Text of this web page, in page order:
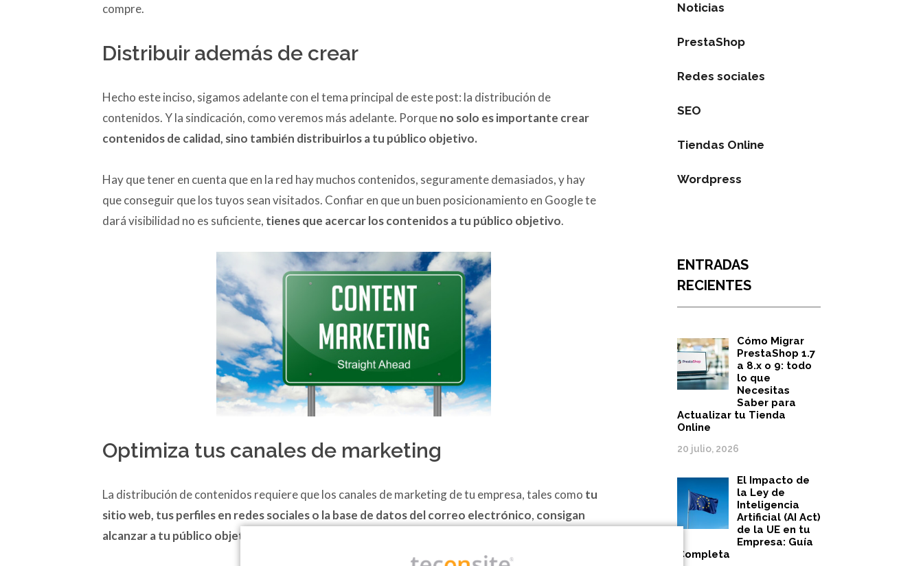
compre.
Distribuir además de crear
Hecho este inciso, sigamos adelante con el tema principal de este post: la distribución de
contenidos. Y la sindicación, como veremos más adelante. Porqueno solo es importante crear
contenidos de calidad, sino también distribuirlos a tu público objetivo.
Hay que tener en cuenta que en la red hay muchos contenidos, seguramente demasiados, y hay
que conseguir que los tuyos sean visitados. Confiar en que un buen posicionamiento en Google te
dará visibilidad no es suficiente, tienes que acercar los contenidos a tu público objetivo.
Optimiza tus canales de marketing
La distribución de contenidos requiere que los canales de marketing de tu empresa, tales como tu
sitio web, tus perfiles en redes sociales o la base de datos del correo electrónico, consigan
alcanzar a tu público objetivo
Noticias
PrestaShop
Redes sociales
SEO
Tiendas Online
Wordpress
ENTRADAS
RECIENTES
Cómo Migrar
PrestaShop 1.7
a 8.x o 9: todo
lo que
Necesitas
Saber para
Actualizar tu Tienda
Online
20 julio, 2026
El Impacto de
la Ley de
Inteligencia
Artificial (AI Act)
de la UE en tu
Empresa: Guía
Completa